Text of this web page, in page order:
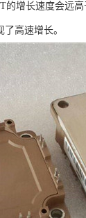
增长速度会远
高速增长。